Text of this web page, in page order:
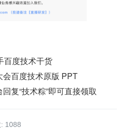
百度技术干货
百度技术原版 PPT
复“技术粽”即可直接领取
1088